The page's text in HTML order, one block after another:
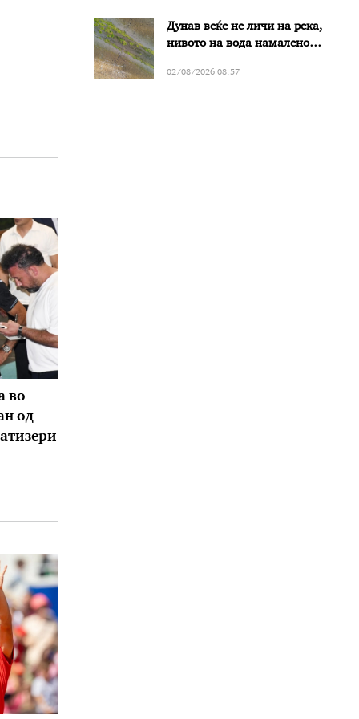
во
од
Дунав веќе не личи на река,
нивото на вода намалено
Бугарија
02/08/2026 08:57